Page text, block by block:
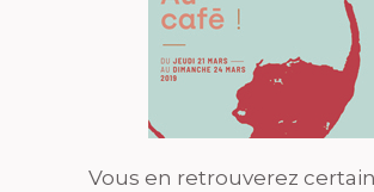
Vous en retrouverez